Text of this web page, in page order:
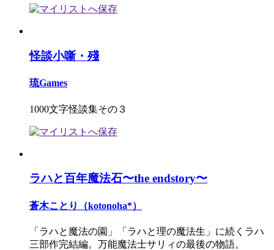
怪談小噺・殘
琉Games
1000文字怪談集その３
ラハと百年魔法石〜the endstory〜
蒼木ことり（kotonoha*）
「ラハと魔法の園」「ラハと理の魔法生」に続くラハ
三部作完結編。万能魔法士サリィの最後の物語。